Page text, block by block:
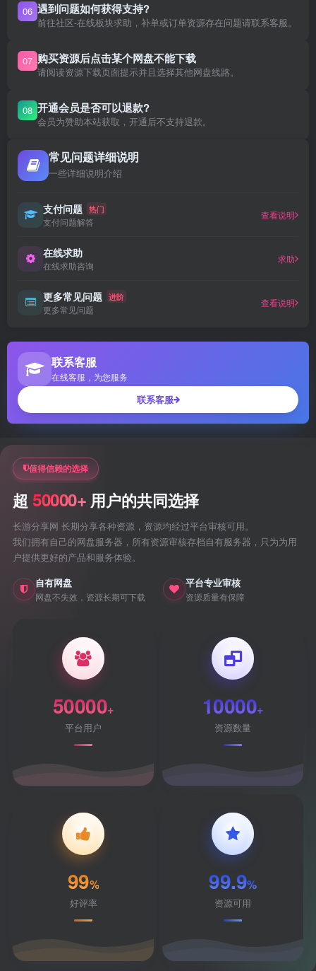
06 遇到问题如何获得支持?
前往社区-在线板块求助，补单或订单资源存在问题请联系客服。
07 购买资源后点击某个网盘不能下载
请阅读资源下载页面提示并且选择其他网盘线路。
08 开通会员是否可以退款?
会员为赞助本站获取，开通后不支持退款。
常见问题详细说明
一些详细说明介绍
支付问题 热门
支付问题解答
查看说明
在线求助
在线求助咨询
求助
更多常见问题 进阶
更多常见问题
查看说明
联系客服
在线客服，为您服务
联系客服
值得信赖的选择
超 50000+ 用户的共同选择
长游分享网 长期分享各种资源，资源均经过平台审核可用。
我们拥有自己的网盘服务器，所有资源审核存档自有服务器，只为为用
户提供更好的产品和服务体验。
自有网盘
网盘不失效，资源长期可下载
平台专业审核
资源质量有保障
50000+
平台用户
10000+
资源数量
99%
好评率
99.9%
资源可用